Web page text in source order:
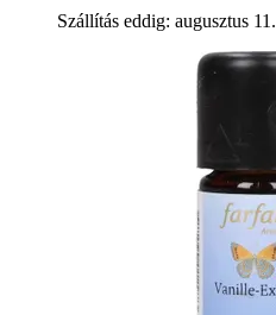
Szállítás eddig: augusztus 11.